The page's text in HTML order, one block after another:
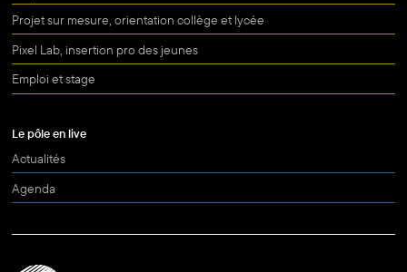
Projet sur mesure, orientation collège et lycée
Pixel Lab, insertion pro des jeunes
Emploi et stage
Le pôle en live
Actualités
Agenda